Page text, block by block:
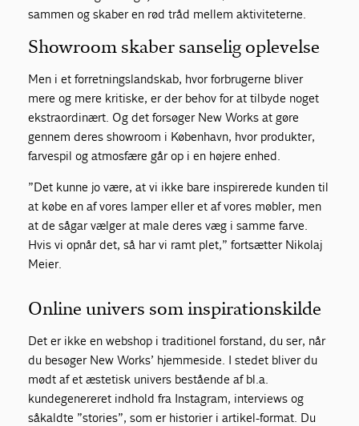
sammen og skaber en rød tråd mellem aktiviteterne.
Showroom skaber sanselig oplevelse
Men i et forretningslandskab, hvor forbrugerne bliver
mere og mere kritiske, er der behov for at tilbyde noget
ekstraordinært. Og det forsøger New Works at gøre
gennem deres showroom i København, hvor produkter,
farvespil og atmosfære går op i en højere enhed.
”Det kunne jo være, at vi ikke bare inspirerede kunden til
at købe en af vores lamper eller et af vores møbler, men
at de sågar vælger at male deres væg i samme farve.
Hvis vi opnår det, så har vi ramt plet,” fortsætter Nikolaj
Meier.
Online univers som inspirationskilde
Det er ikke en webshop i traditionel forstand, du ser, når
du besøger New Works’ hjemmeside. I stedet bliver du
mødt af et æstetisk univers bestående af bl.a.
kundegenereret indhold fra Instagram, interviews og
såkaldte ”stories”, som er historier i artikel-format. Du